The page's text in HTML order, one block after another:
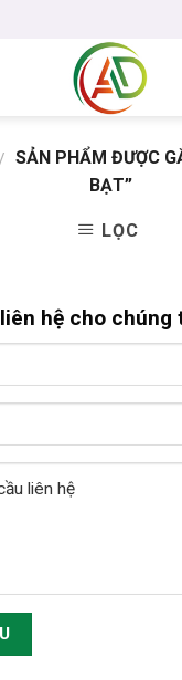
/ SẢN PHẨM ĐƯỢC
BẠT”
LỌC
hệ cho chúng